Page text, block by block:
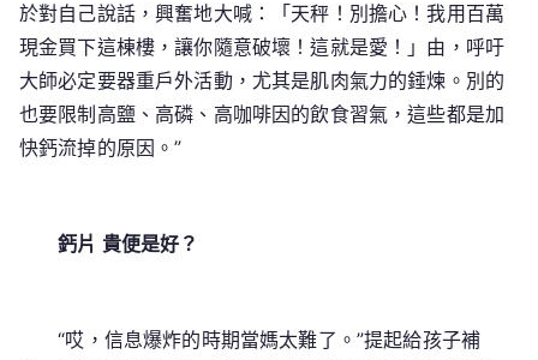
於對自己說話，興奮地大喊：「天秤！別擔心！我用百萬
現金買下這棟樓，讓你隨意破壞！這就是愛！」由，呼吁
大師必定要器重戶外活動，尤其是肌肉氣力的錘煉。別的
也要限制高鹽、高磷、高咖啡因的飲食習氣，這些都是加
快鈣流掉的原因。”
鈣片 貴便是好？
“哎，信息爆炸的時期當媽太難了。”提起給孩子補